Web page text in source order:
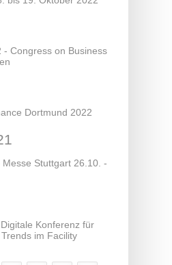
- Congress on Business
Dortmund 2022
Messe Stuttgart 26.10. -
Konferenz für
im Facility